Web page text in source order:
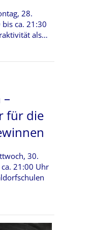
28.
ca. 21:30
als…
–
für die
30.
21:00 Uhr